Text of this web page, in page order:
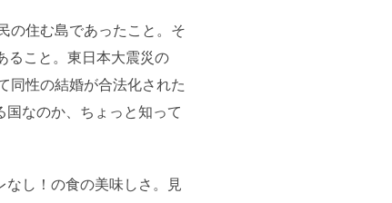
の住む島であったこと。そ
ること。東日本大震災の
同性の結婚が合法化された
なのか、ちょっと知って
なし！の食の美味しさ。見